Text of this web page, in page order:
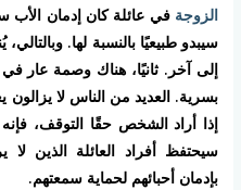
الزوجة في عائلة كان إدمان الأب
سيبدو طبيعيًا بالنسبة لها.
إلى آخر. ثانيًا، هناك وصمة عار
بسرية. العديد من الناس لا
إذا أراد الشخص حقًا التوقف،
سيحتفظ أفراد العائلة الذين
بإدمان أحبائهم لحماية سمعتهم.